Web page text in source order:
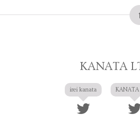
KANATA
irei kanata KANATA